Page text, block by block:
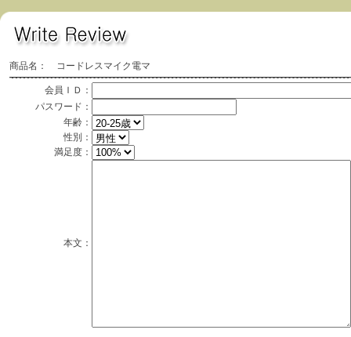
商品名： コードレスマイク電マ
会員ＩＤ：
パスワード：
年齢：
性別：
満足度：
本文：